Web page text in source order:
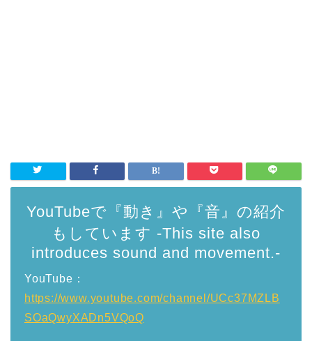
YouTubeで『動き』や『音』の紹介
もしています -This site also
introduces sound and movement.-
YouTube：
https://www.youtube.com/channel/UCc37MZLB
SOaQwyXADn5VQoQ